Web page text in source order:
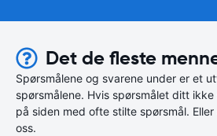
Det de fleste
Spørsmålene og svarene under er et
spørsmålene. Hvis spørsmålet ditt
på siden med ofte stilte spørsmål.
oss.